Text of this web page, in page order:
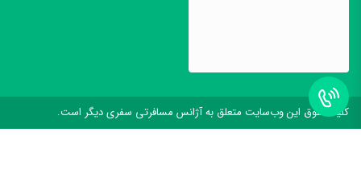
کليه حقوق اين وب‌سايت متعلق به آژانس مسافرتی سفری دیگر است.